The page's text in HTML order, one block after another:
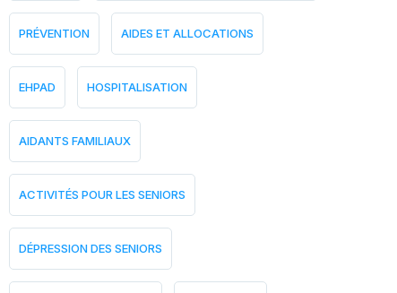
PRÉVENTION AIDES ET ALLOCATIONS
EHPAD HOSPITALISATION
AIDANTS FAMILIAUX
ACTIVITÉS POUR LES SENIORS
DÉPRESSION DES SENIORS